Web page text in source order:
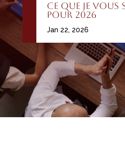
Ce que je vous
pour 2026
Jan 22, 2026